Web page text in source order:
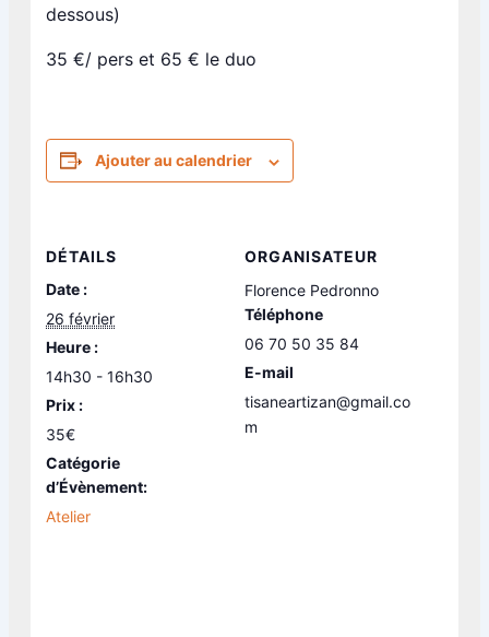
dessous)
35 €/ pers et 65 € le duo
Ajouter au calendrier
DÉTAILS
Date :
26 février
Heure :
14h30 - 16h30
Prix :
35€
Catégorie
d’Évènement:
Atelier
ORGANISATEUR
Florence Pedronno
Téléphone
06 70 50 35 84
E-mail
tisaneartizan@gmail.co
m